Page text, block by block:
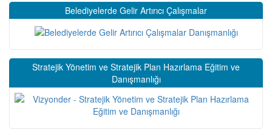
Belediyelerde Gelir Artırıcı Çalışmalar
Stratejik Yönetim ve Stratejik Plan Hazırlama Eğitim ve
Danışmanlığı